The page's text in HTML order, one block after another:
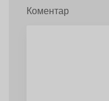
Коментар